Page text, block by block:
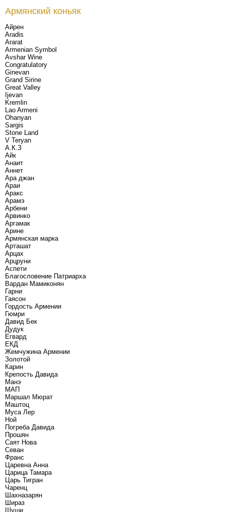
Армянский коньяк
Айрен
Aradis
Ararat
Armenian Symbol
Avshar Wine
Congratulatory
Ginevan
Grand Sirine
Great Valley
Ijevan
Kremlin
Lao Armeni
Ohanyan
Sargis
Stone Land
V Teryan
А.К.З
Айк
Анаит
Аннет
Ара джан
Араи
Аракс
Арамэ
Арбени
Арвинко
Аргамак
Арине
Армянская марка
Арташат
Арцах
Арцруни
Аспети
Благословение Патриарха
Вардан Мамиконян
Гарни
Гаясон
Гордость Армении
Гюмри
Давид Бек
Дудук
Егвард
ЕКД
Жемчужина Армении
Золотой
Карин
Крепость Давида
Манэ
МАП
Маршал Мюрат
Маштоц
Муса Лер
Ной
Погреба Давида
Прошян
Саят Нова
Севан
Франс
Царевна Анна
Царица Тамара
Царь Тигран
Чаренц
Шахназарян
Шираз
Шуши